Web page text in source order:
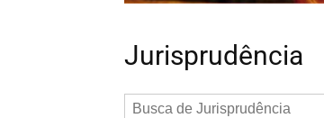
Jurisprudência